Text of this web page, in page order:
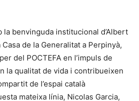
la benvinguda institucional d’Albert
de la Generalitat a Perpinyà,
del POCTEFA en l’impuls de
la qualitat de vida i contribueixen
de l’espai català
mateixa línia, Nicolas Garcia,